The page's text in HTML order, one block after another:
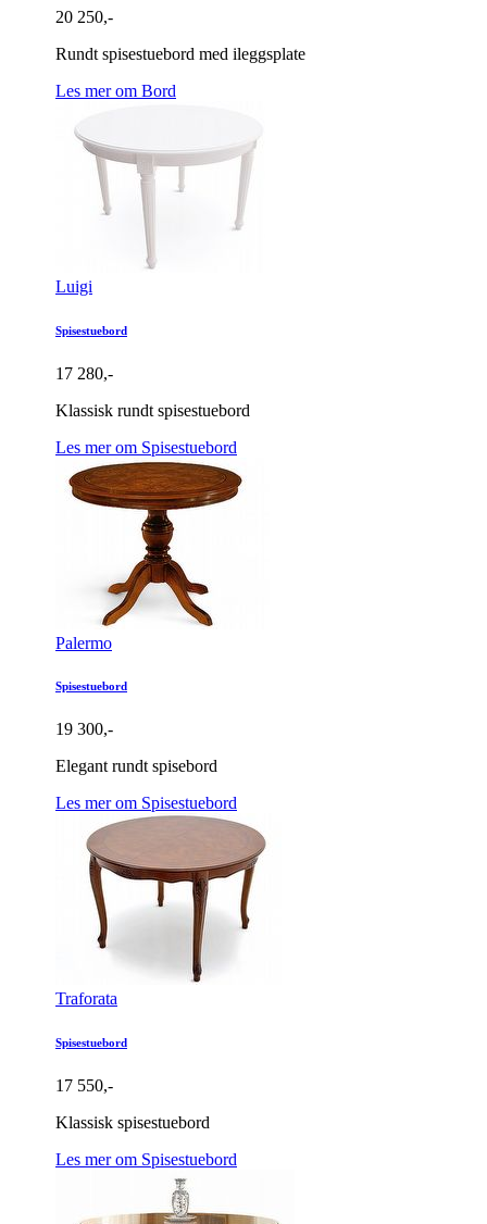
20 250,-
Rundt spisestuebord med ileggsplate
Les mer om Bord
Luigi
Spisestuebord
17 280,-
Klassisk rundt spisestuebord
Les mer om Spisestuebord
Palermo
Spisestuebord
19 300,-
Elegant rundt spisebord
Les mer om Spisestuebord
Traforata
Spisestuebord
17 550,-
Klassisk spisestuebord
Les mer om Spisestuebord